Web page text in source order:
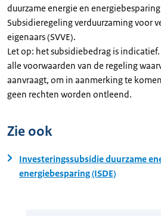
duurzame energie en energiebesparing
Subsidieregeling verduurzaming voor
eigenaars (SVVE).
Let op: het subsidiebedrag is
alle voorwaarden van de regeling
aanvraagt, om in aanmerking te
geen rechten worden ontleend.
Zie ook
Investeringssubsidie duurzame
energiebesparing (ISDE)